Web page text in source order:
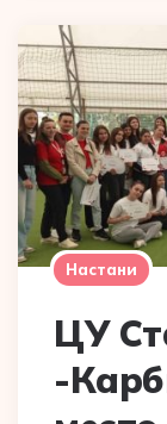
Настани
ЦУ
-